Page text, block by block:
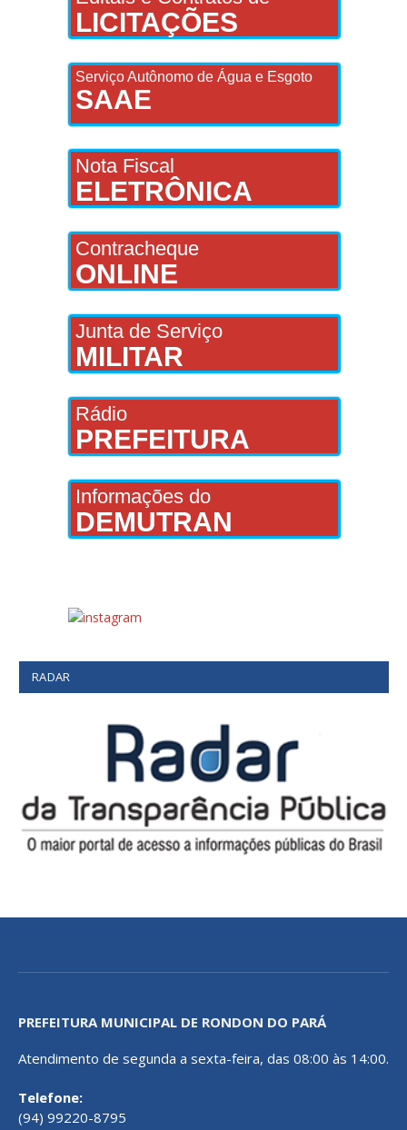
LICITAÇÕES
Serviço Autônomo de Água e Esgoto
SAAE
Nota Fiscal
ELETRÔNICA
Contracheque
ONLINE
Junta de Serviço
MILITAR
Rádio
PREFEITURA
Informações do
DEMUTRAN
RADAR
PREFEITURA MUNICIPAL DE RONDON DO PARÁ
Atendimento de segunda a sexta-feira, das 08:00 às 14:00.
Telefone:
(94) 99220-8795